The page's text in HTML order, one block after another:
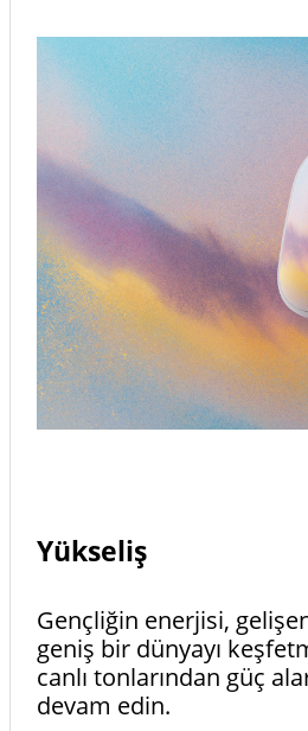
Yükseliş
Gençliğin enerjisi,
geniş bir dünyayı
canlı tonlarından güç
devam edin.